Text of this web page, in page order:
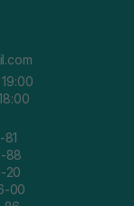
88
20
00